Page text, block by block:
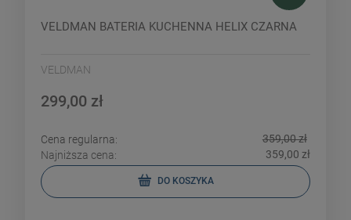
VELDMAN BATERIA KUCHENNA HELIX CZARNA
VELDMAN
299,00 zł
Cena regularna:
359,00 zł
Najniższa cena:
359,00 zł
DO KOSZYKA